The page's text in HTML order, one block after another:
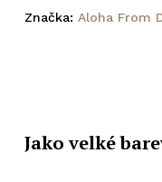
Značka: Aloha From
Jako velké